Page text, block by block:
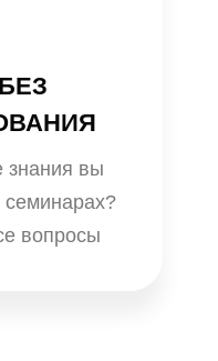
знания вы
семинарах?
вопросы